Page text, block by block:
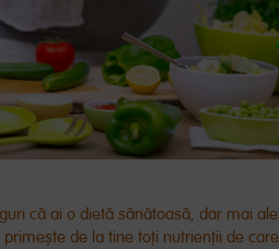
că ai o dietă sănătoasă, dar mai
de la tine toți nutrienții de